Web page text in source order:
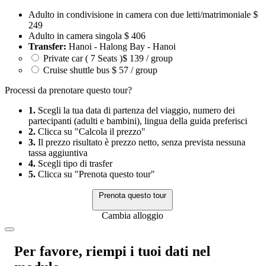
Adulto in condivisione in camera con due letti/matrimoniale $
249
Adulto in camera singola $ 406
Transfer: Hanoi - Halong Bay - Hanoi
Private car ( 7 Seats )$ 139 / group
Cruise shuttle bus $ 57 / group
Processi da prenotare questo tour?
1. Scegli la tua data di partenza del viaggio, numero dei
partecipanti (adulti e bambini), lingua della guida preferisci
2. Clicca su "Calcola il prezzo"
3. Il prezzo risultato è prezzo netto, senza prevista nessuna
tassa aggiuntiva
4. Scegli tipo di trasfer
5. Clicca su "Prenota questo tour"
Prenota questo tour
Cambia alloggio
Per favore, riempi i tuoi dati nel